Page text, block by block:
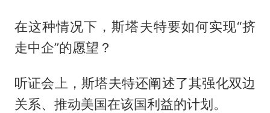
在这种情况下，斯塔夫特要如何实现“挤
走中企”的愿望？
听证会上，斯塔夫特还阐述了其强化双边
关系、推动美国在该国利益的计划。